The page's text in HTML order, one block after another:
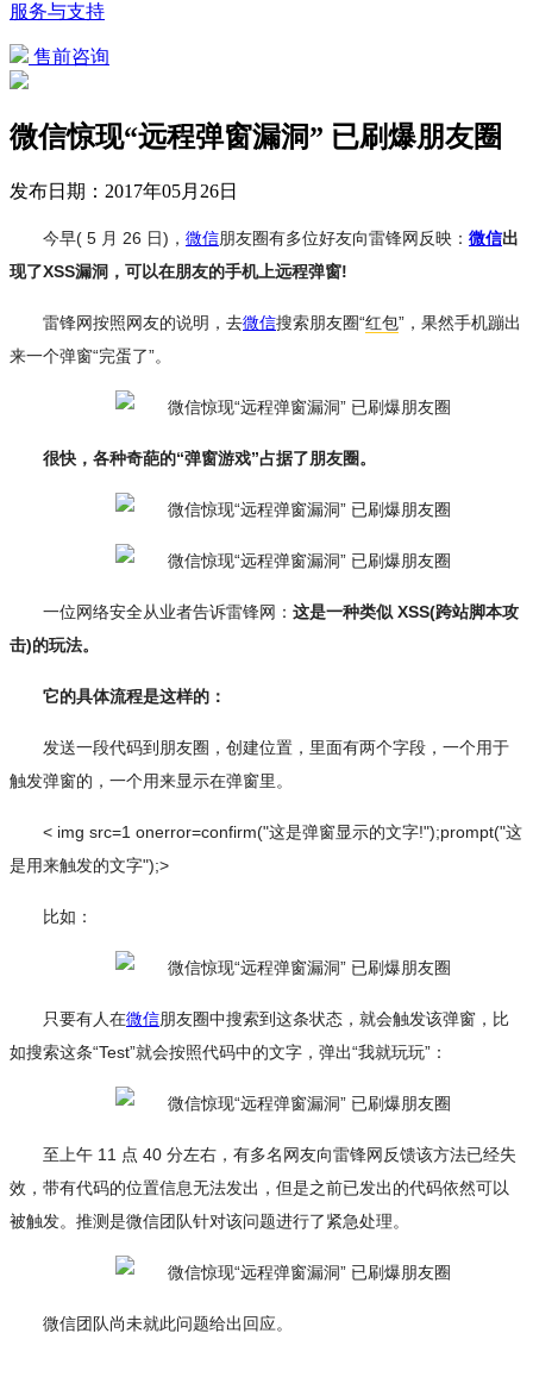
服务与支持
售前咨询
微信惊现“远程弹窗漏洞” 已刷爆朋友圈
发布日期： 2017年05月26日
今早( 5 月 26 日)， 微信朋友圈有多位好友向雷锋网反映： 微信出
现了XSS漏洞，可以在朋友的手机上远程弹窗!
雷锋网按照网友的说明，去微信搜索朋友圈“红包”，果然手机蹦出
来一个弹窗“完蛋了”。
很快，各种奇葩的“弹窗游戏”占据了朋友圈。
一位网络安全从业者告诉雷锋网： 这是一种类似 XSS(跨站脚本攻
击)的玩法。
它的具体流程是这样的：
发送一段代码到朋友圈，创建位置，里面有两个字段，一个用于
触发弹窗的，一个用来显示在弹窗里。
< img src=1 onerror=confirm("这是弹窗显示的文字!");prompt("这
是用来触发的文字");>
比如：
只要有人在微信朋友圈中搜索到这条状态，就会触发该弹窗，比
如搜索这条“Test”就会按照代码中的文字，弹出“我就玩玩”：
至上午 11 点 40 分左右，有多名网友向雷锋网反馈该方法已经失
效，带有代码的位置信息无法发出，但是之前已发出的代码依然可以
被触发。推测是微信团队针对该问题进行了紧急处理。
微信团队尚未就此问题给出回应。